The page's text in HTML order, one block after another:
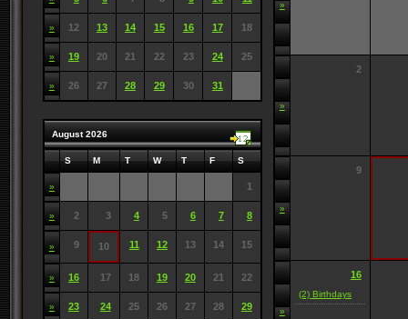
» 12 13 14 15 16 17 18
» 19 20 21 22 23 24 25
» 26 27 28 29 30 31
August 2026
S M T W T F S
» 1
» 2 3 4 5 6 7 8
» 9 10 11 12 13 14 15
» 16 17 18 19 20 21 22
» 23 24 25 26 27 28 29
»
»
2
»
9
»
16
(2) Birthdays